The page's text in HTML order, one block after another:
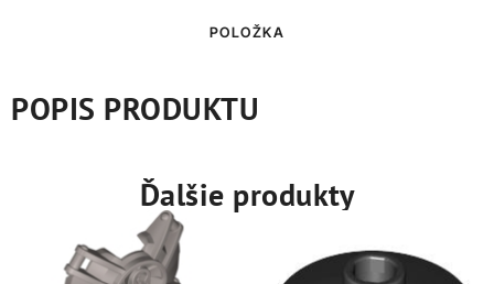
POLOŽKA
POPIS PRODUKTU
Ďalšie produkty